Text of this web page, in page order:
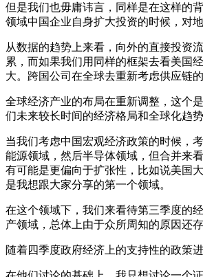
但是我们也毋庸讳言，同样是在这样的
领域中国企业自身扩大投资的时候，对
从数据的趋势上来看，向外的直接投资
累，而如果我们用同样的框架去看美国
大。跨国公司在全球去重新考虑供应链
全球经济产业的布局在重新调整，这个
们未来较长时间的经济格局和全球化趋
当我们考虑中国宏观经济政策的时候，
能源领域，然后半导体领域，但合并来
有可能是更偏向于扩张性，比如说美国
是我想跟大家分享的第一个领域。
在这个领域下，我们来看待第三季度的
产领域，总体上由于众所周知的原因还
随着四季度政府经济上的支持性的政策